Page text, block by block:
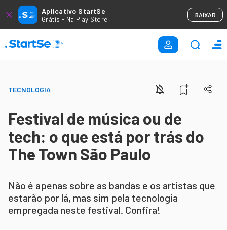
Aplicativo StartSe
Grátis - Na Play Store
BAIXAR
TECNOLOGIA
Festival de música ou de
tech: o que está por trás do
The Town São Paulo
Não é apenas sobre as bandas e os artistas que
estarão por lá, mas sim pela tecnologia
empregada neste festival. Confira!